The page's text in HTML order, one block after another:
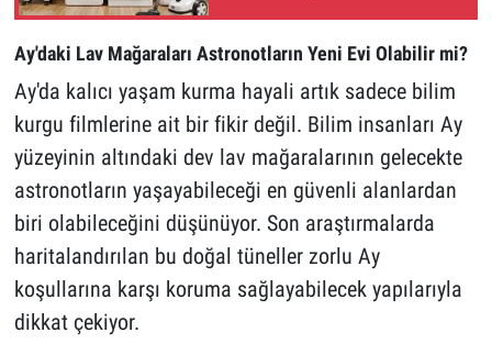
Ay'daki Lav Mağaraları Astronotların Yeni Evi Olabilir mi?
Ay'da kalıcı yaşam kurma hayali artık sadece bilim
kurgu filmlerine ait bir fikir değil. Bilim insanları Ay
yüzeyinin altındaki dev lav mağaralarının gelecekte
astronotların yaşayabileceği en güvenli alanlardan
biri olabileceğini düşünüyor. Son araştırmalarda
haritalandırılan bu doğal tüneller zorlu Ay
koşullarına karşı koruma sağlayabilecek yapılarıyla
dikkat çekiyor.